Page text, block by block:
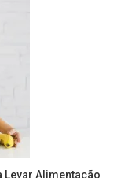
Levar Alimentação